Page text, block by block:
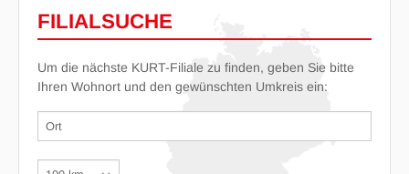
FILIALSUCHE
Um die nächste KURT-Filiale zu finden, geben Sie bitte
Ihren Wohnort und den gewünschten Umkreis ein: